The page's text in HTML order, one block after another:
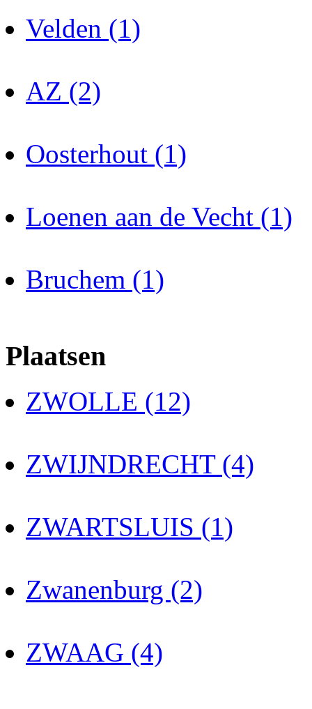
Velden (1)
AZ (2)
Oosterhout (1)
Loenen aan de Vecht (1)
Bruchem (1)
Plaatsen
ZWOLLE (12)
ZWIJNDRECHT (4)
ZWARTSLUIS (1)
Zwanenburg (2)
ZWAAG (4)